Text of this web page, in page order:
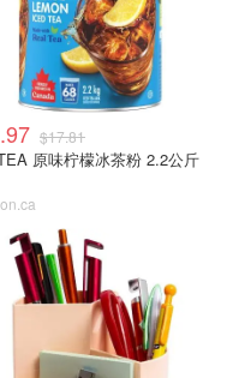
$17.81
原味柠檬冰茶粉 2.2公斤